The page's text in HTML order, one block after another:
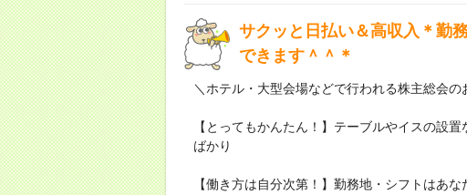
サクッと日払い＆高収入＊勤
できます＾＾＊
＼ホテル・大型会場などで行われる株主総会
【とってもかんたん！】テーブルやイスの設
ばかり
【働き方は自分次第！】勤務地・シフトはあ